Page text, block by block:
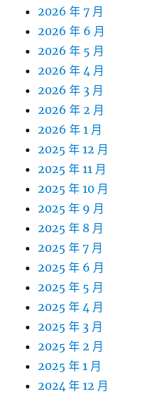
2026 年 7 月
2026 年 6 月
2026 年 5 月
2026 年 4 月
2026 年 3 月
2026 年 2 月
2026 年 1 月
2025 年 12 月
2025 年 11 月
2025 年 10 月
2025 年 9 月
2025 年 8 月
2025 年 7 月
2025 年 6 月
2025 年 5 月
2025 年 4 月
2025 年 3 月
2025 年 2 月
2025 年 1 月
2024 年 12 月